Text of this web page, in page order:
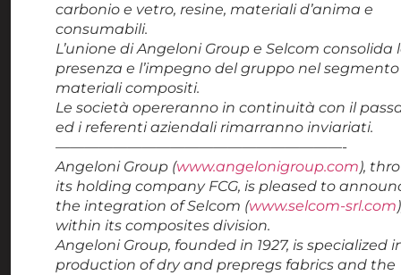
carbonio e vetro, resine, materiali d’anima e
consumabili.
L’unione di Angeloni Group e Selcom consolida
presenza e l’impegno del gruppo nel
materiali compositi.
Le società opereranno in continuità con il
ed i referenti aziendali rimarranno inviariati.
————————————————————-
Angeloni Group (www.angelonigroup.com),
its holding company FCG, is pleased to
the integration of Selcom (www.selcom-srl.com
within its composites division.
Angeloni Group, founded in 1927, is specialized
production of dry and prepregs fabrics and the